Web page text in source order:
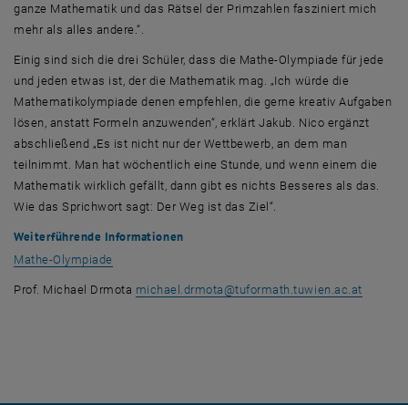
ganze Mathematik und das Rätsel der Primzahlen fasziniert mich
mehr als alles andere.“.
Einig sind sich die drei Schüler, dass die Mathe-Olympiade für jede
und jeden etwas ist, der die Mathematik mag. „Ich würde die
Mathematikolympiade denen empfehlen, die gerne kreativ Aufgaben
lösen, anstatt Formeln anzuwenden“, erklärt Jakub. Nico ergänzt
abschließend „Es ist nicht nur der Wettbewerb, an dem man
teilnimmt. Man hat wöchentlich eine Stunde, und wenn einem die
Mathematik wirklich gefällt, dann gibt es nichts Besseres als das.
Wie das Sprichwort sagt: Der Weg ist das Ziel“.
Weiterführende Informationen
Mathe-Olympiade
Prof. Michael Drmota michael.drmota @tuformath.tuwien.ac.at